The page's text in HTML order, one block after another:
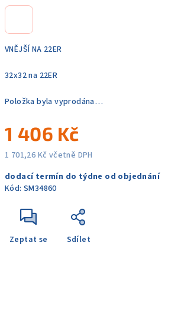
VNĚJŠÍ NA 22ER
32x32 na 22ER
Položka byla vyprodána…
1 406 Kč
1 701,26 Kč včetně DPH
cena:
dodací termín do týdne od objednání
Kód: SM34860
Zeptat se Sdílet